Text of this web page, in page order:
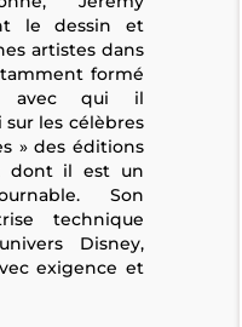
le dessin et
artistes dans
formé
avec qui il
sur les célèbres
» des éditions
dont il est un
Son
technique
Disney,
exigence et